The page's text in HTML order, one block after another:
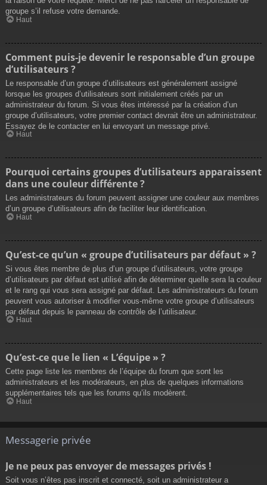
groupe s’il refuse votre demande.
Haut
Comment puis-je devenir le responsable d’un groupe
d’utilisateurs ?
Le responsable d’un groupe d’utilisateurs est généralement assigné
lorsque les groupes d’utilisateurs sont initialement créés par un
administrateur du forum. Si vous êtes intéressé par la création d’un
groupe d’utilisateurs, votre premier contact devrait être un administrateur.
Essayez de le contacter en lui envoyant un message privé.
Haut
Pourquoi certains groupes d’utilisateurs apparaissent
dans une couleur différente ?
Les administrateurs du forum peuvent assigner une couleur aux membres
d’un groupe d’utilisateurs afin de faciliter leur identification.
Haut
Qu’est-ce qu’un « groupe d’utilisateurs par défaut » ?
Si vous êtes membre de plus d’un groupe d’utilisateurs, votre groupe
d’utilisateurs par défaut est utilisé afin de déterminer quelle sera la couleur
et le rang qui vous sera assigné par défaut. Les administrateurs du forum
peuvent vous autoriser à modifier vous-même votre groupe d’utilisateurs
par défaut depuis le panneau de contrôle de l’utilisateur.
Haut
Qu’est-ce que le lien « L’équipe » ?
Cette page liste les membres de l’équipe du forum que sont les
administrateurs et les modérateurs, en plus de quelques informations
supplémentaires tels que les forums qu’ils modèrent.
Haut
Messagerie privée
Je ne peux pas envoyer de messages privés !
Soit vous n’êtes pas inscrit et connecté, soit un administrateur a